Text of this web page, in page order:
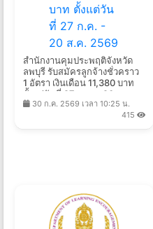
สำนักงานคุมประพฤติจังหวัด
ลพบุรี รับสมัครลูกจ้างชั่วคราว
1 อัตรา เงินเดือน 11,380 บาท
ตั้งแต่วันที่ 27 ก.ค. - 20 ส.ค.
256930 ก.ค. 2569 เวลา 10:25 น.
415